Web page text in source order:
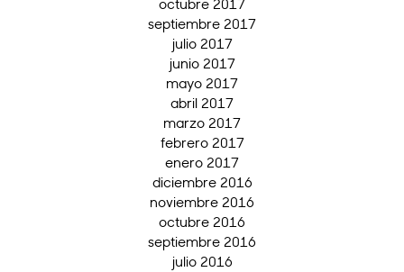
octubre 2017
septiembre 2017
julio 2017
junio 2017
mayo 2017
abril 2017
marzo 2017
febrero 2017
enero 2017
diciembre 2016
noviembre 2016
octubre 2016
septiembre 2016
julio 2016